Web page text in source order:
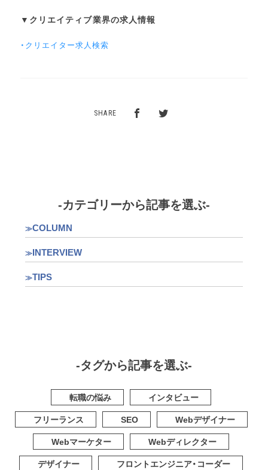
▼クリエイティブ業界の求人情報
・クリエイター求人検索
SHARE
-カテゴリーから記事を選ぶ-
COLUMN
INTERVIEW
TIPS
-タグから記事を選ぶ-
転職の悩み
インタビュー
フリーランス
SEO
Webデザイナー
Webマーケター
Webディレクター
デザイナー
フロントエンジニア・コーダー